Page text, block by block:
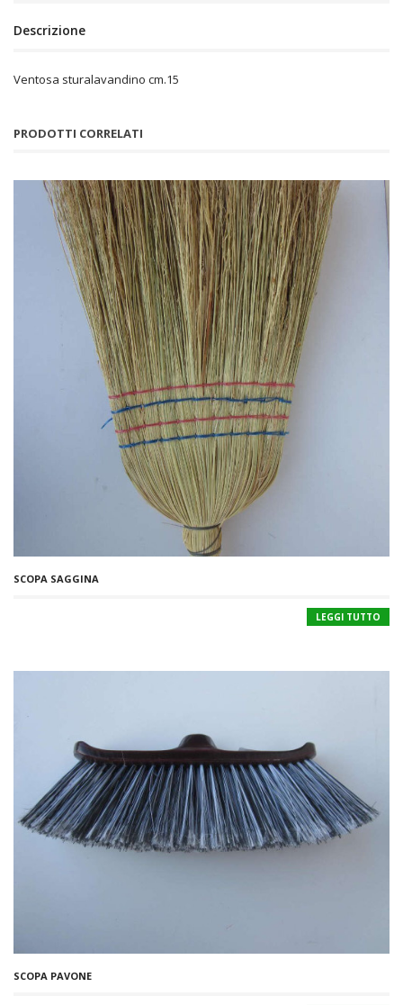
Descrizione
Ventosa sturalavandino cm.15
PRODOTTI CORRELATI
SCOPA SAGGINA
LEGGI TUTTO
SCOPA PAVONE